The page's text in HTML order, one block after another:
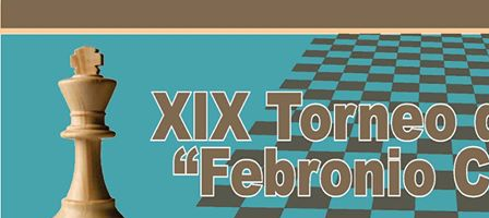
navegación